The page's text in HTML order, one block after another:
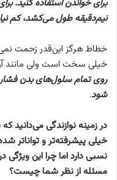
برای خواندن استفاده کنید.
نیم‌دقیقه طول می‌کشد، کم
خطاط هرگز این‌قدر زحمت
خیلی سخت است ولی مانند
روی تمام سلول‌های بدن
شود.
در زمینه نوازندگی
خیلی پیشرفته‌تر و تواناتر
نسبی دارد اما چرا این
مسئله از نظر شما چیست؟